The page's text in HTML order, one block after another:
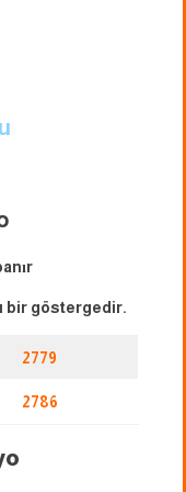
bir göstergedir.
2779
2786